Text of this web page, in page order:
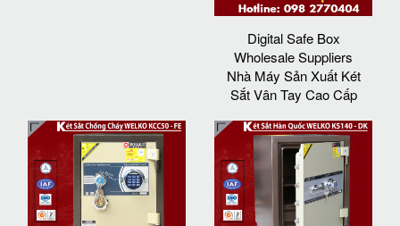
Digital Safe Box
Wholesale Suppliers
Nhà Máy Sản Xuất Két
Sắt Vân Tay Cao Cấp